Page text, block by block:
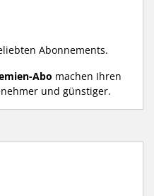
Abonnements.
Abo machen Ihren
und günstiger.